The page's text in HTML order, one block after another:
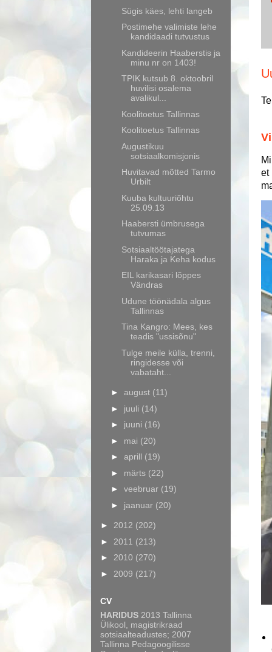
et
Sügis käes, lehti langeb
Postimehe valimiste lehe
kandidaadi tutvustus
Kandideerin Haaberstis ja
minu nr on 1403!
TPIK kutsub 8. oktoobril
huvilisi osalema
avalikul...
Koolitoetus Tallinnas
Koolitoetus Tallinnas
Augustikuu
sotsiaalkomisjonis
Huvitavad mõtted Tarmo
Urbilt
Kuuba kultuuriõhtu
25.09.13
Haabersti ümbrusega
tutvumas
Sotsiaaltöötajatega
Haraka ja Keha kodus
EIL karikasari lõppes
Vändras
Udune töönädala algus
Tallinnas
Tina Kangro: Mees, kes
teadis "ussisõnu"
Tulge meile külla, trenni,
ringidesse või
vabataht...
► august (11)
► juuli (14)
► juuni (16)
► mai (20)
► aprill (19)
► märts (22)
► veebruar (19)
► jaanuar (20)
► 2012 (202)
► 2011 (213)
► 2010 (270)
► 2009 (217)
CV
HARIDUS 2013 Tallinna
Ülikool, magistrikraad
sotsiaalteadustes; 2007
Tallinna Pedagoogilisse